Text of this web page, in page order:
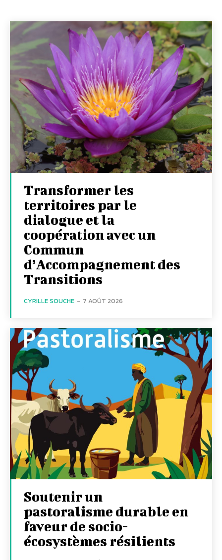
Transformer les
territoires par le
dialogue et la
coopération avec un
Commun
d’Accompagnement des
Transitions
CYRILLE SOUCHE - 7 AOÛT 2026
Soutenir un
pastoralisme durable en
faveur de socio-
écosystèmes résilients